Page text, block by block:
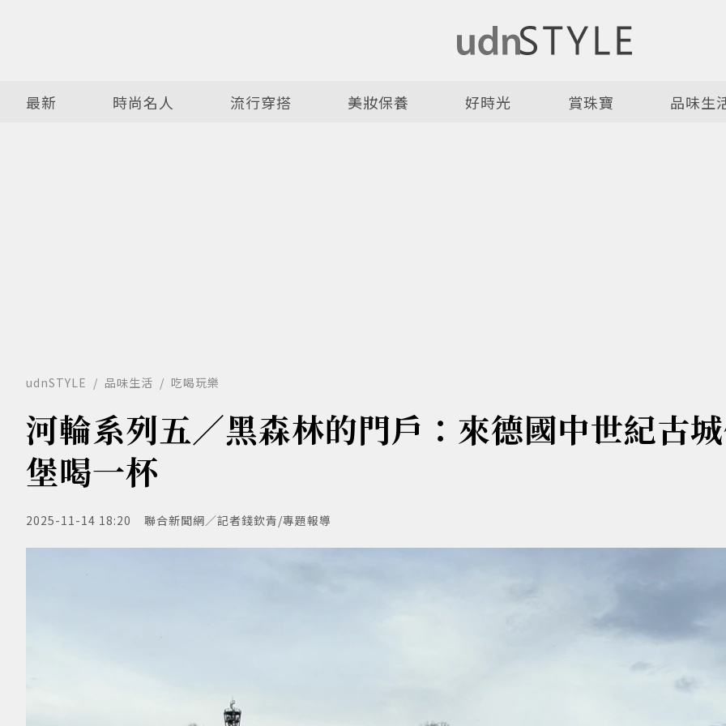
最新 時尚名人 流行穿搭 美妝保養 好時光 賞珠寶 品味生
udnSTYLE 品味生活 吃喝玩樂
河輪系列五／黑森林的門戶：來德國中世紀古
堡喝一杯
2025-11-14 18:20 聯合新聞網／記者錢欽青/專題報導